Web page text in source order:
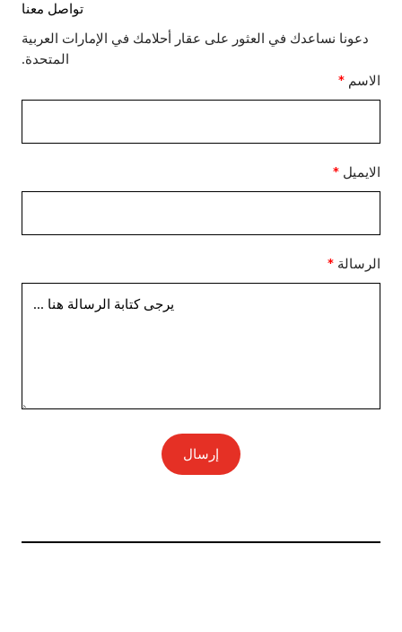
تواصل معنا
دعونا نساعدك في العثور على عقار أحلامك في الإمارات العربية
المتحدة.
الاسم
الايميل
الرسالة
إرسال